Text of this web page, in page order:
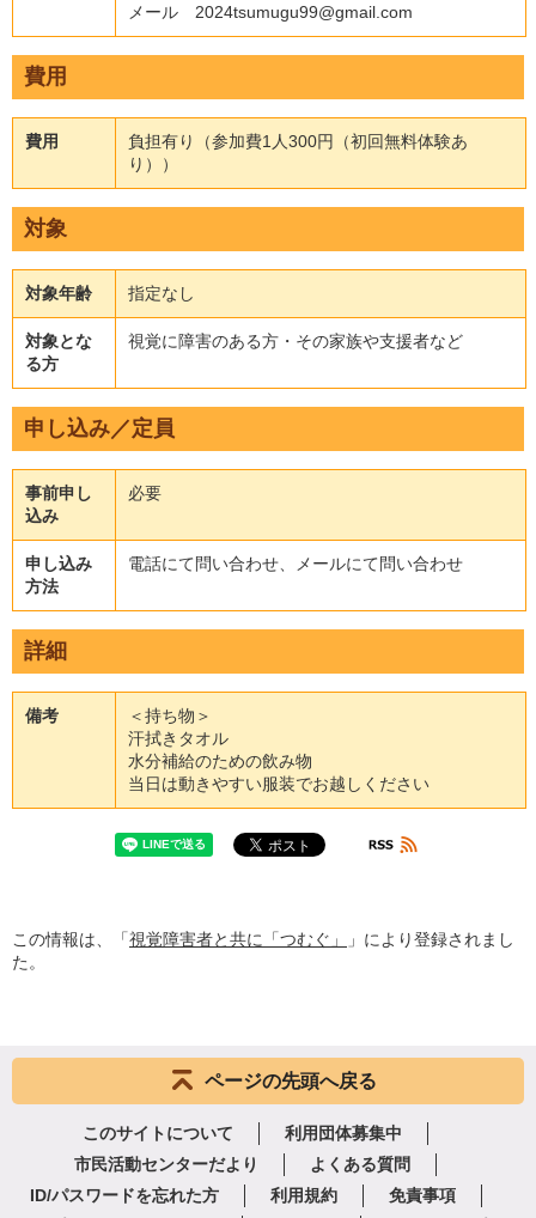
メール 2024tsumugu99@gmail.com
費用
費用
負担有り（参加費1人300円（初回無料体験あ
り））
対象
対象年齢 指定なし
対象とな
る方
視覚に障害のある方・その家族や支援者など
申し込み／定員
事前申し
込み
必要
申し込み
方法
電話にて問い合わせ、メールにて問い合わせ
詳細
備考
＜持ち物＞
汗拭きタオル
水分補給のための飲み物
当日は動きやすい服装でお越しください
この情報は、「視覚障害者と共に「つむぐ」
」により登録されまし
た。
ページの先頭へ戻る
このサイトについて
利用団体募集中
市民活動センターだより
よくある質問
ID/パスワードを忘れた方
利用規約
免責事項